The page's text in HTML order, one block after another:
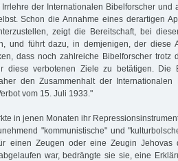
der Internationalen Bibelforscher und
Schon die Annahme eines derartigen
zeigt die Bereitschaft, bei
und führt dazu, in demjenigen, der diese
dass noch zahlreiche Bibelforscher trotz
diese verbotenen Ziele zu betätigen. Die
den Zusammenhalt der Internationalen
vom 15. Juli 1933."
in jenen Monaten ihr
"kommunistische" und
einen Zeugen oder eine Zeugin Jehovas
war, bedrängte sie sie, eine